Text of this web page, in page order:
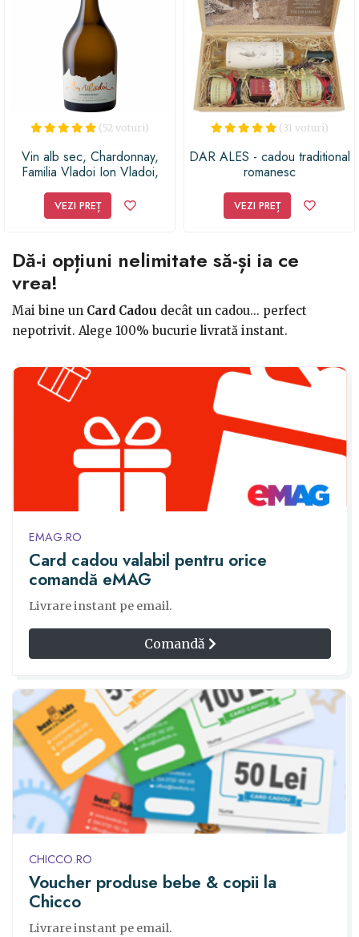
(52 voturi)
Vin alb sec, Chardonnay,
Familia Vladoi Ion Vladoi,
VEZI PREȚ
(31 voturi)
DAR ALES - cadou traditional
romanesc
VEZI PREȚ
Dă-i opțiuni nelimitate să-și ia ce
vrea!
Mai bine un Card Cadou decât un cadou... perfect
nepotrivit. Alege 100% bucurie livrată instant.
EMAG.RO
Card cadou valabil pentru orice
comandă eMAG
Livrare instant pe email.
Comandă
CHICCO.RO
Voucher produse bebe & copii la
Chicco
Livrare instant pe email.